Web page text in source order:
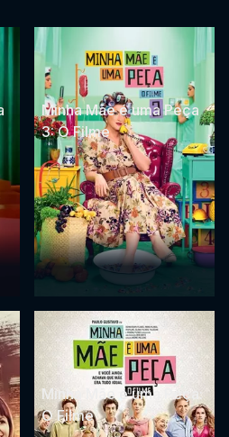
Minha Mãe é uma Peça
3: O Filme
Minha Mãe é uma Peça:
O Filme